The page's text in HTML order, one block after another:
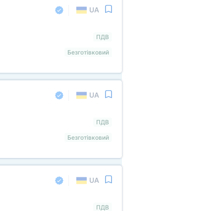
UA
ПДВ
Безготівковий
UA
ПДВ
Безготівковий
UA
ПДВ